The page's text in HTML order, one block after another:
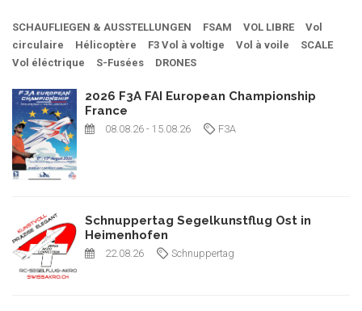
SCHAUFLIEGEN & AUSSTELLUNGEN FSAM VOL LIBRE
Vol
circulaire
Hélicoptère F3 Vol à voltige Vol à voile
SCALE
Vol éléctrique
S-Fusées DRONES
2026 F3A FAI European Championship
France
08.08.26 - 15.08.26 F3A
Schnuppertag Segelkunstflug Ost in
Heimenhofen
22.08.26 Schnuppertag